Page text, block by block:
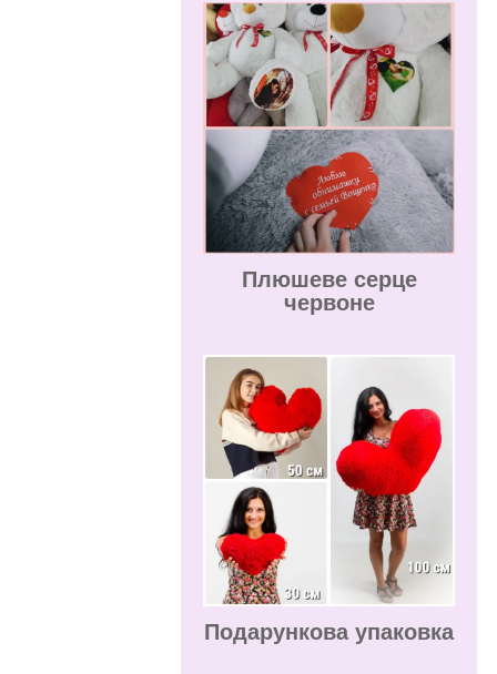
Плюшеве серце
червоне
Подарункова упаковка